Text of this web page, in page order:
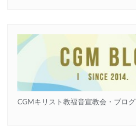
CGMキリスト教福音宣教会・ブログ